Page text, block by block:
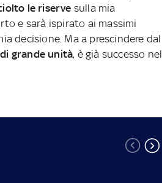
le riserve sulla mia
e sarà ispirato ai massimi
decisione. Ma a prescindere dal
grande unità, è già successo nel